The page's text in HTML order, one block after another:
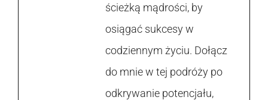
ścieżką mądrości, by
osiągać sukcesy w
codziennym życiu. Dołącz
do mnie w tej podróży po
odkrywanie potencjału,